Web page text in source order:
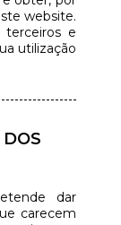
website.
e
utilização
dar
carecem